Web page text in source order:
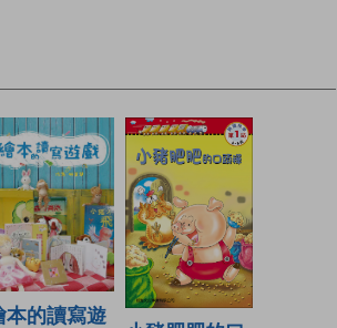
本的讀寫遊